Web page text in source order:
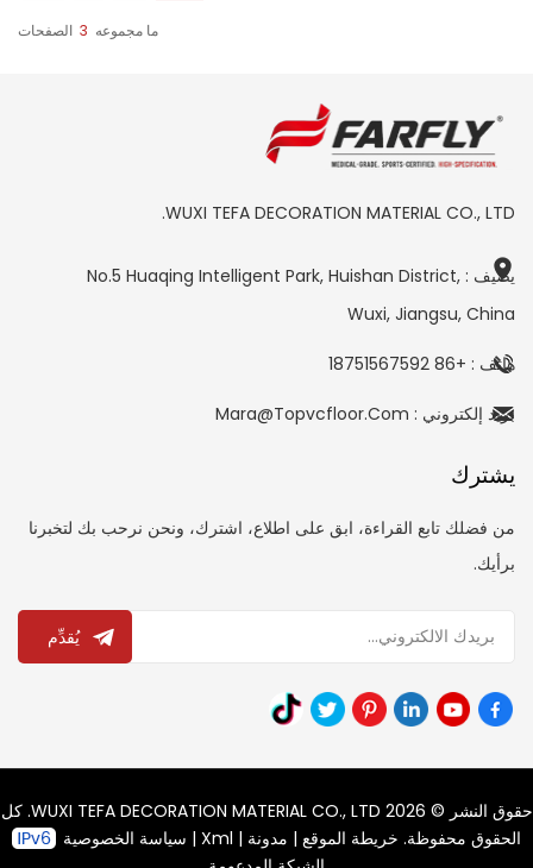
ما مجموعه 3 الصفحات
WUXI TEFA DECORATION MATERIAL CO., LTD.
يضيف : No.5 Huaqing Intelligent Park, Huishan District,
Wuxi, Jiangsu, China
هاتف : +86 18751567592
بريد إلكتروني : Mara@topvcfloor.com
يشترك
من فضلك تابع القراءة، ابق على اطلاع، اشترك، ونحن نرحب بك لتخبرنا
برأيك.
يُقدِّم
حقوق النشر © 2026 WUXI TEFA DECORATION MATERIAL CO., LTD. كل
الحقوق محفوظة. خريطة الموقع | مدونة |
Xml
| سياسة الخصوصية